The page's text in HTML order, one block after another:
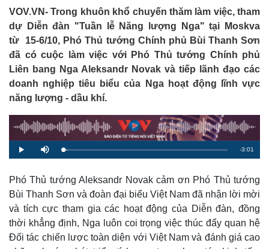
Tổ chức nhân sự
Quốc hội
Nhận diện sự thật
Tin 24h
Dự báo thời tiết
Giáo dục
Dấu ấn VOV
Việc làm
Biển đảo
VOV.VN- Trong khuôn khổ chuyến thăm làm việc, tham
dự Diễn đàn "Tuần lễ Năng lượng Nga" tại Moskva
từ 15-6/10, Phó Thủ tướng Chính phủ Bùi Thanh Sơn
đã có cuộc làm việc với Phó Thủ tướng Chính phủ
Liên bang Nga Aleksandr Novak và tiếp lãnh đạo các
doanh nghiệp tiêu biểu của Nga hoạt động lĩnh vực
năng lượng - dầu khí.
P
l
M
u
L
o
d
3
.
0
1
R
a
i
n
-3:01
Phó Thủ tướng Aleksandr Novak cảm ơn Phó Thủ tướng
Bùi Thanh Sơn và đoàn đại biểu Việt Nam đã nhận lời mời
và tích cực tham gia các hoạt động của Diễn đàn, đồng
thời khẳng định, Nga luôn coi trọng việc thúc đẩy quan hệ
Đối tác chiến lược toàn diện với Việt Nam và đánh giá cao